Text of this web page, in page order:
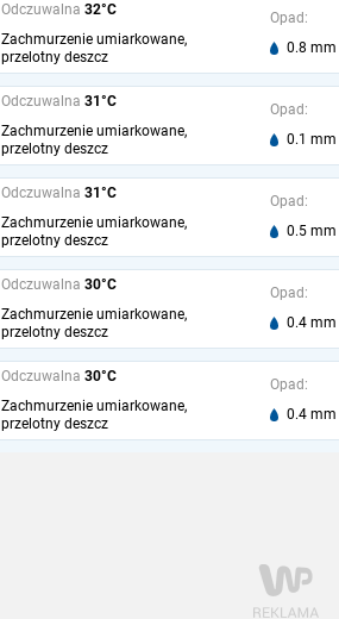
Odczuwalna 32°C
Zachmurzenie umiarkowane,
przelotny deszcz
Opad:
0.8 mm
Odczuwalna 31°C
Zachmurzenie umiarkowane,
przelotny deszcz
Opad:
0.1 mm
Odczuwalna 31°C
Zachmurzenie umiarkowane,
przelotny deszcz
Opad:
0.5 mm
Odczuwalna 30°C
Zachmurzenie umiarkowane,
przelotny deszcz
Opad:
0.4 mm
Odczuwalna 30°C
Zachmurzenie umiarkowane,
przelotny deszcz
Opad:
0.4 mm